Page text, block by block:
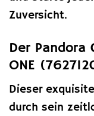
Zuversicht.
Der Pandora
ONE
Dieser
durch sein